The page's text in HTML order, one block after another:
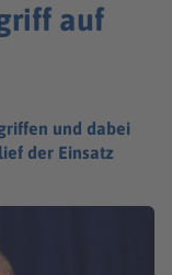
auf
und dabei
der Einsatz